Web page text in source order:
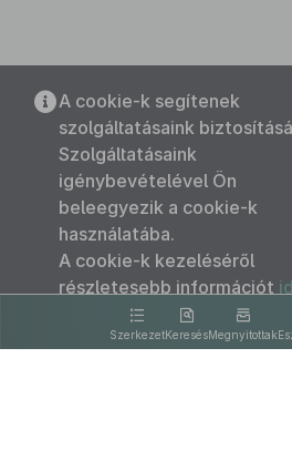
SzerkezetKeresésMegnyitottak
A cookie-k segítenek
szolgáltatásaink
Szolgáltatásaink
igénybevételével Ön
beleegyezik a cookie-k
használatába.
A cookie-k kezeléséről
részletesebb információt
kattintva olvashat.